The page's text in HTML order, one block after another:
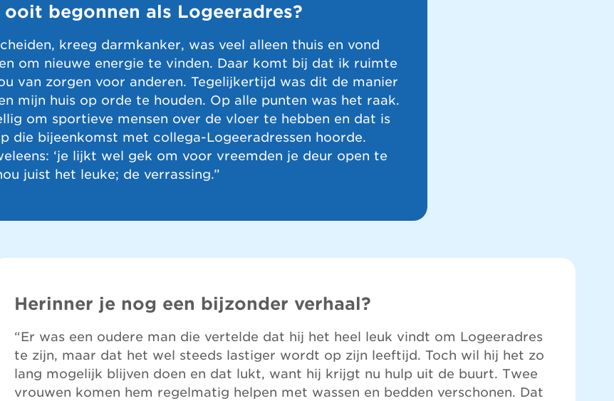
ooit begonnen als Logeeradres?
kreeg darmkanker, was veel alleen thuis en vond
om nieuwe energie te vinden. Daar komt bij dat ik ruimte
van zorgen voor anderen. Tegelijkertijd was dit de manier
mijn huis op orde te houden. Op alle punten was het raak.
om sportieve mensen over de vloer te hebben en dat is
die bijeenkomst met collega-Logeeradressen hoorde.
‘je lijkt wel gek om voor vreemden je deur open te
juist het leuke; de verrassing.”
Herinner je nog een bijzonder verhaal?
“Er was een oudere man die vertelde dat hij het heel leuk vindt om Logeeradres
te zijn, maar dat het wel steeds lastiger wordt op zijn leeftijd. Toch wil hij het zo
lang mogelijk blijven doen en dat lukt, want hij krijgt nu hulp uit de buurt. Twee
vrouwen komen hem regelmatig helpen met wassen en bedden verschonen. Dat